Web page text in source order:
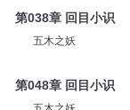
第038章 回目小识
五木之妖
第048章 回目小识